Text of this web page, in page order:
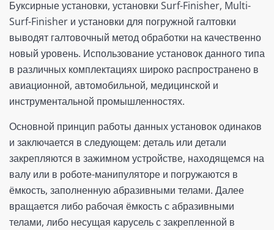
Буксирные установки, установки Surf-Finisher, Multi-
Surf-Finisher и установки для погружной галтовки
выводят галтовочный метод обработки на качественно
новый уровень. Использование установок данного типа
в различных комплектациях широко распространено в
авиационной, автомобильной, медицинской и
инструментальной промышленностях.
Основной принцип работы данных установок одинаков
и заключается в следующем: деталь или детали
закрепляются в зажимном устройстве, находящемся на
валу или в роботе-манипуляторе и погружаются в
ёмкость, заполненную абразивными телами. Далее
вращается либо рабочая ёмкость с абразивными
телами, либо несущая карусель с закрепленной в